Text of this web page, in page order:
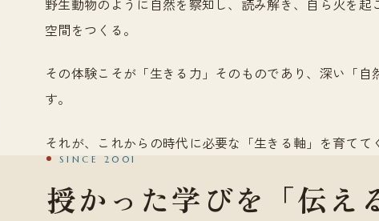
野生動物のように自然を察知し、読み解き、自ら火を起
空間をつくる。
その体験こそが「生きる力」そのものであり、深い「自
す。
それが、これからの時代に必要な「生きる軸」を育てて
SINCE 2001
授かった学びを「伝え